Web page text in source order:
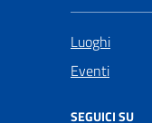
Luoghi
Eventi
SEGUICI SU